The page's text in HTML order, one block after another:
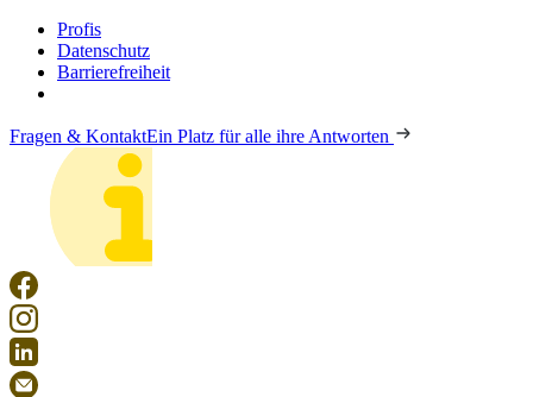
Profis
Datenschutz
Barrierefreiheit
Fragen & KontaktEin Platz für alle ihre Antworten